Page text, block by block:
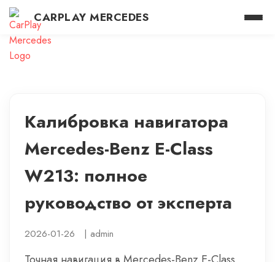
CARPLAY MERCEDES
Калибровка навигатора
Mercedes-Benz E-Class
W213: полное
руководство от эксперта
2026-01-26 | admin